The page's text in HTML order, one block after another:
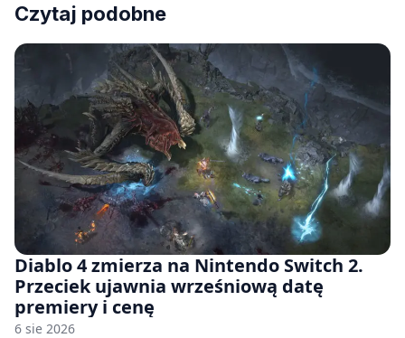
Czytaj podobne
Diablo 4 zmierza na Nintendo Switch 2.
Przeciek ujawnia wrześniową datę
premiery i cenę
6 sie 2026